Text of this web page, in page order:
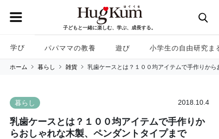
子どもと一緒に楽しむ、学ぶ、成長する。
学び パパママの教養 遊び 小学生の自由研究ま
ホーム 暮らし 雑貨 乳歯ケースとは？１００均アイテムで手作りか
暮らし 2018.10.4
乳歯ケースとは？１００均アイテムで手作りか
らおしゃれな木製、ペンダントタイプまで